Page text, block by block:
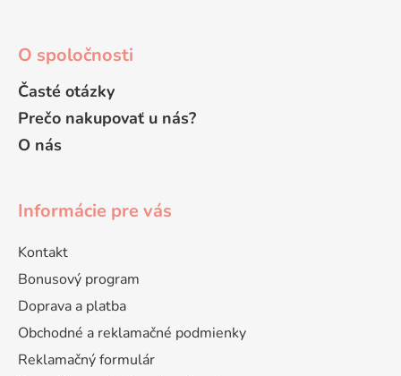
O spoločnosti
Časté otázky
Prečo nakupovať u nás?
O nás
Informácie pre vás
Kontakt
Bonusový program
Doprava a platba
Obchodné a reklamačné podmienky
Reklamačný formulár